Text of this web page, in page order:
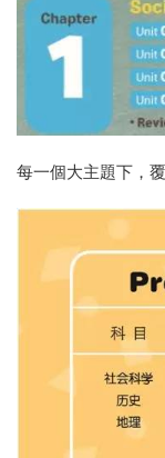
每一個大主題下，